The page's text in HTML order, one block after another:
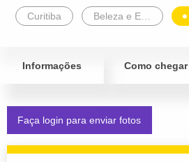
Curitiba
Informações Como chegar
Faça login para enviar fotos